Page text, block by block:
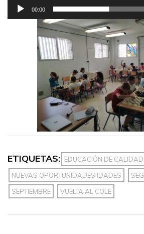
00:00
ETIQUETAS: EDUCACIÓN DE CALIDAD
NUEVAS OPORTUNIDADES IDADES
SEPTIEMBRE
VUELTA AL COLE